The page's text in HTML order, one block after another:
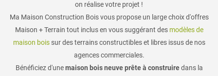
on réalise votre projet !
Ma Maison Construction Bois vous propose un large choix d'offres
Maison + Terrain tout inclus en vous suggérant des modèles de
maison boissur des terrains constructibles et libres issus de nos
agences commerciales.
Bénéficiez d'unemaison bois neuve prête à construiredans la